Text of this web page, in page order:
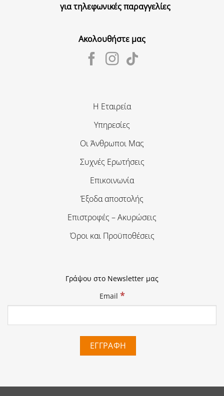
για τηλεφωνικές παραγγελίες
Ακολουθήστε μας
Η Εταιρεία
Υπηρεσίες
Οι Άνθρωποι Μας
Συχνές Ερωτήσεις
Επικοινωνία
Έξοδα αποστολής
Επιστροφές – Ακυρώσεις
Όροι και Προϋποθέσεις
Γράψου στο Newsletter μας
Email *